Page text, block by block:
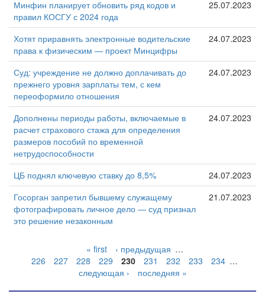
Минфин планирует обновить ряд кодов и
правил КОСГУ с 2024 года
25.07.2023
Хотят приравнять электронные водительские
права к физическим — проект Минцифры
24.07.2023
Суд: учреждение не должно доплачивать до
прежнего уровня зарплаты тем, с кем
переоформило отношения
24.07.2023
Дополнены периоды работы, включаемые в
расчет страхового стажа для определения
размеров пособий по временной
нетрудоспособности
24.07.2023
ЦБ поднял ключевую ставку до 8,5%
24.07.2023
Госорган запретил бывшему служащему
фотографировать личное дело — суд признал
это решение незаконным
21.07.2023
« first ‹ предыдущая …
226
227 228 229 230 231 232 233 234 …
следующая ›
последняя »